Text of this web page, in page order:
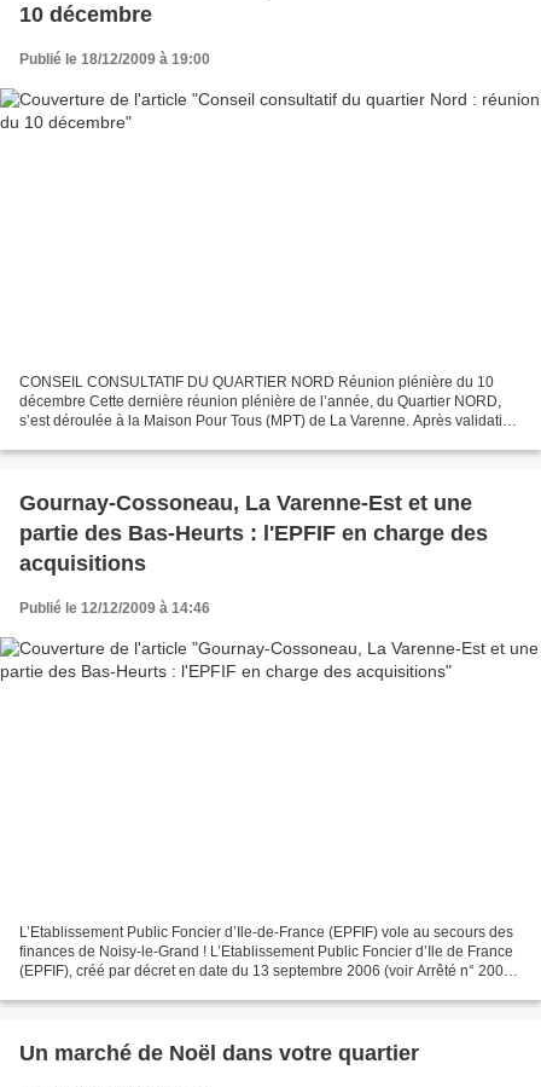
10 décembre
Publié le 18/12/2009 à 19:00
CONSEIL CONSULTATIF DU QUARTIER NORD Réunion plénière du 10
décembre Cette dernière réunion plénière de l’année, du Quartier NORD,
s’est déroulée à la Maison Pour Tous (MPT) de La Varenne. Après validation
Gournay-Cossoneau, La Varenne-Est et une
partie des Bas-Heurts : l'EPFIF en charge des
acquisitions
Publié le 12/12/2009 à 14:46
L’Etablissement Public Foncier d’Ile-de-France (EPFIF) vole au secours des
finances de Noisy-le-Grand ! L’Etablissement Public Foncier d’Ile de France
(EPFIF), créé par décret en date du 13 septembre 2006 (voir Arrêté n° 2008-
Un marché de Noël dans votre quartier